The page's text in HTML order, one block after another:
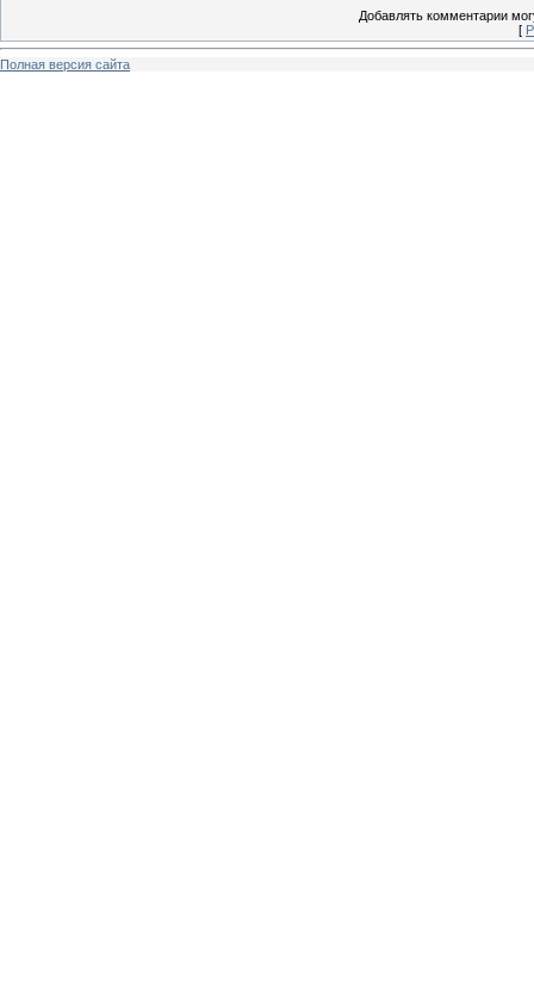
Добавлять комментарии
[
Полная версия сайта